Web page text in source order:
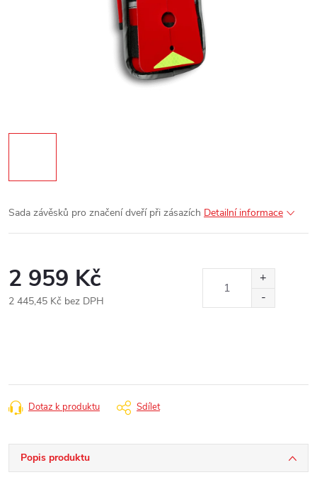
Sada závěsků pro značení dveří při zásazích Detailní informace
2 959 Kč
2 445,45 Kč bez DPH
Dotaz k produktu Sdílet
Popis produktu